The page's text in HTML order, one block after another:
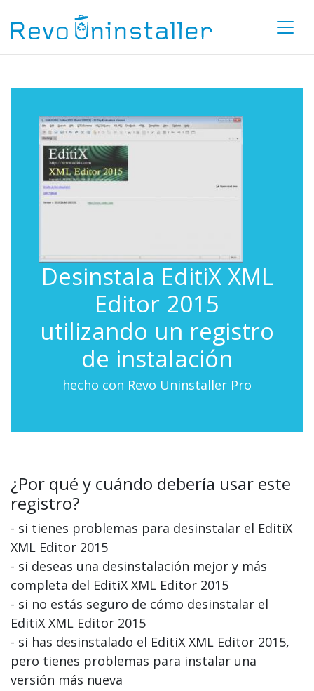
Desinstala EditiX XML
Editor 2015
utilizando un registro
de instalación
hecho con Revo Uninstaller Pro
¿Por qué y cuándo debería usar este
registro?
- si tienes problemas para desinstalar el EditiX
XML Editor 2015
- si deseas una desinstalación mejor y más
completa del EditiX XML Editor 2015
- si no estás seguro de cómo desinstalar el
EditiX XML Editor 2015
- si has desinstalado el EditiX XML Editor 2015,
pero tienes problemas para instalar una
versión más nueva